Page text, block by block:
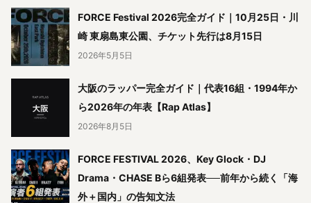
FORCE Festival 2026完全ガイド｜10月25日・川
崎 東扇島東公園、チケット先行は8月15日
2026年5月5日
大阪のラッパー完全ガイド｜代表16組・1994年か
ら2026年の年表【Rap Atlas】
2026年8月5日
FORCE FESTIVAL 2026、Key Glock・DJ
Drama・CHASE Bら6組発表──前年から続く「海
外＋国内」の告知文法